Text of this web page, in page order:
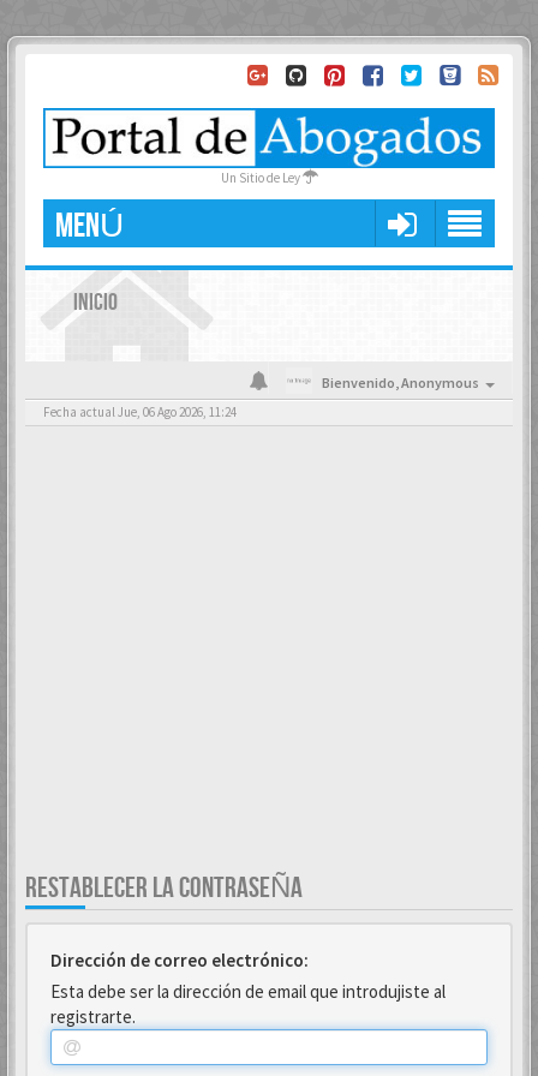
Un Sitio de Ley
MENÚ
INICIO
Bienvenido,Anonymous
Fecha actual Jue, 06 Ago 2026, 11:24
RESTABLECER LA CONTRASEÑA
Dirección de correo electrónico:
Esta debe ser la dirección de email que introdujiste al
registrarte.